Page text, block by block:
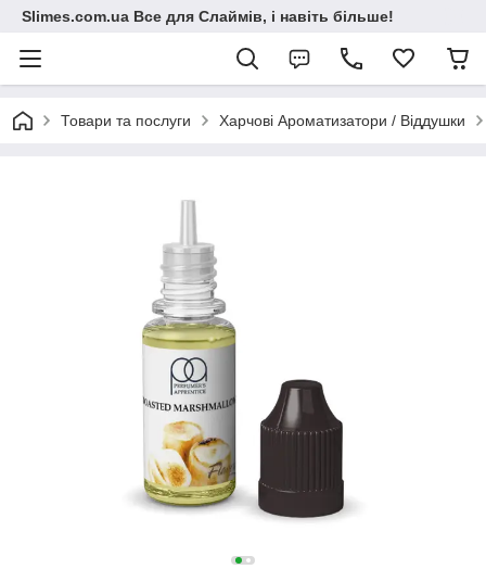
Slimes.com.ua Все для Слаймів, і навіть більше!
Товари та послуги Харчові Ароматизатори / Віддушки